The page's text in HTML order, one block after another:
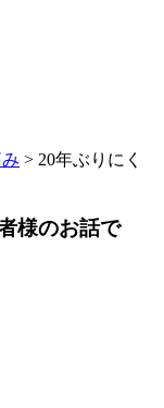
> 20年ぶりにく
様のお話で